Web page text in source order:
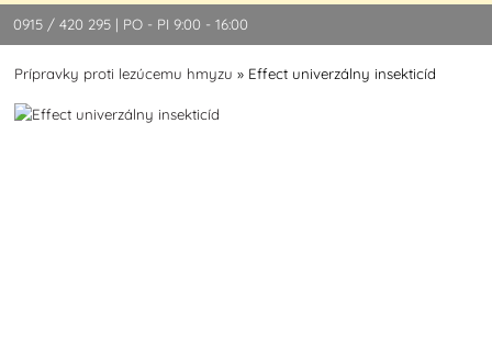
0915 / 420 295 | PO - PI 9:00 - 16:00
Prípravky proti lezúcemu hmyzu » Effect univerzálny insekticíd